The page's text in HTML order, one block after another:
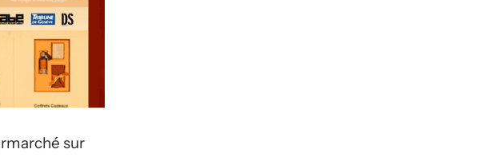
sur